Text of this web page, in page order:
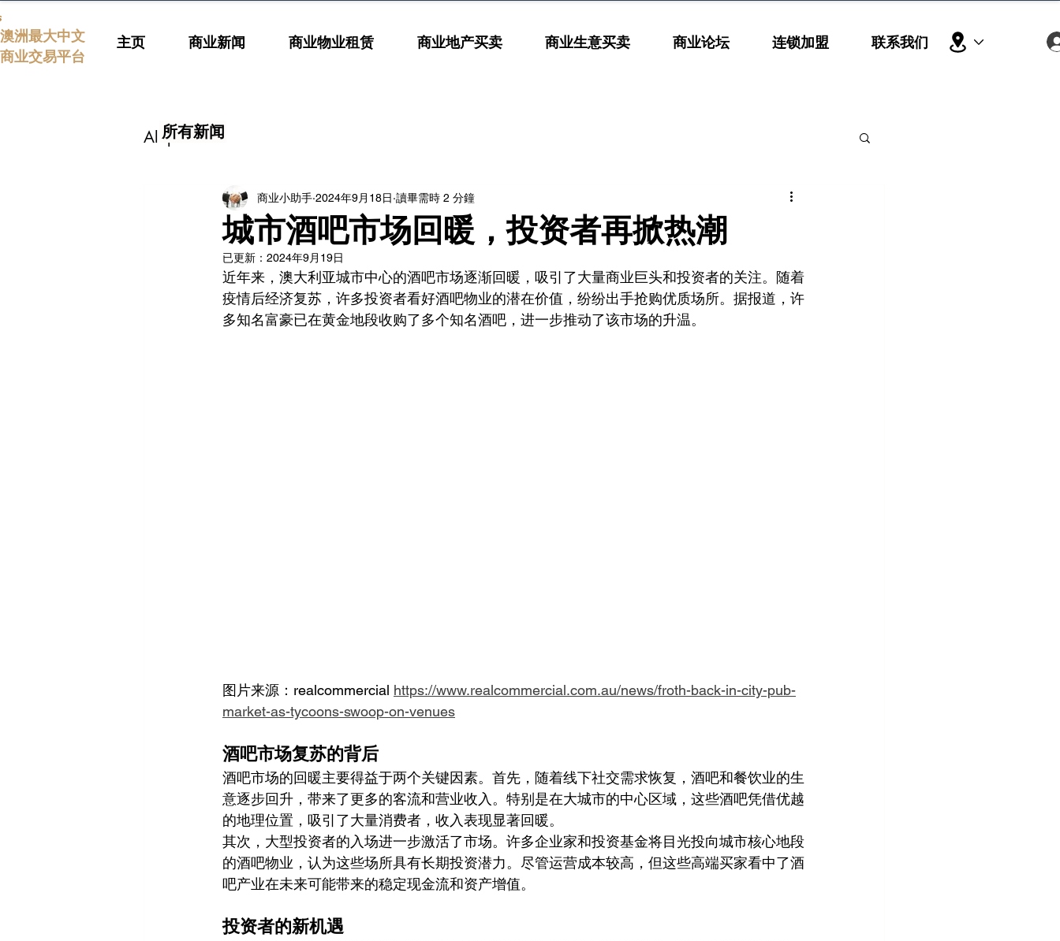
澳洲最大中文
商业交易平台
主页 商业新闻 商业物业租赁 商业地产买卖 商业生意买卖 商业论坛 连锁加盟 联系我们
All posts
城市酒吧市场回暖，投资者再掀热潮
商业小助手 2024年9月18日 讀畢需時 2 分鐘
已更新： 2024年9月19日
近年来，澳大利亚城市中心的酒吧市场逐渐回暖，吸引了大量商业巨头和投资者的关注。随着
疫情后经济复苏，许多投资者看好酒吧物业的潜在价值，纷纷出手抢购优质场所。据报道，许
多知名富豪已在黄金地段收购了多个知名酒吧，进一步推动了该市场的升温。
图片来源：realcommercial https://www.realcommercial.com.au/news/froth-back-in-city-pub-
market-as-tycoons-swoop-on-venues
酒吧市场复苏的背后
酒吧市场的回暖主要得益于两个关键因素。首先，随着线下社交需求恢复，酒吧和餐饮业的生
意逐步回升，带来了更多的客流和营业收入。特别是在大城市的中心区域，这些酒吧凭借优越
的地理位置，吸引了大量消费者，收入表现显著回暖。
其次，大型投资者的入场进一步激活了市场。许多企业家和投资基金将目光投向城市核心地段
的酒吧物业，认为这些场所具有长期投资潜力。尽管运营成本较高，但这些高端买家看中了酒
吧产业在未来可能带来的稳定现金流和资产增值。
投资者的新机遇
所有新闻